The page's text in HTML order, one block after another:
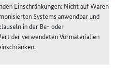
Einschränkungen: Nicht auf Waren
Systems anwendbar und
in der Be- oder
der verwendeten Vormaterialien